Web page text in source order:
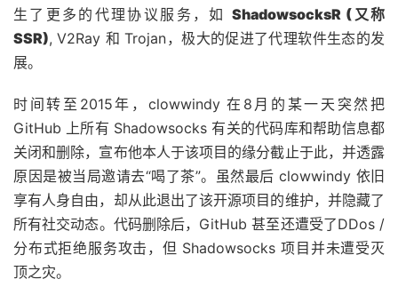
生了更多的代理协议服务，如 ShadowsocksR (又称
SSR), V2Ray 和 Trojan，极大的促进了代理软件生态的发
展。
时间转至2015年，clowwindy 在8月的某一天突然把
GitHub 上所有 Shadowsocks 有关的代码库和帮助信息都
关闭和删除，宣布他本人于该项目的缘分截止于此，并透露
原因是被当局邀请去“喝了茶”。虽然最后 clowwindy 依旧
享有人身自由，却从此退出了该开源项目的维护，并隐藏了
所有社交动态。代码删除后，GitHub 甚至还遭受了DDos /
分布式拒绝服务攻击，但 Shadowsocks 项目并未遭受灭
顶之灾。